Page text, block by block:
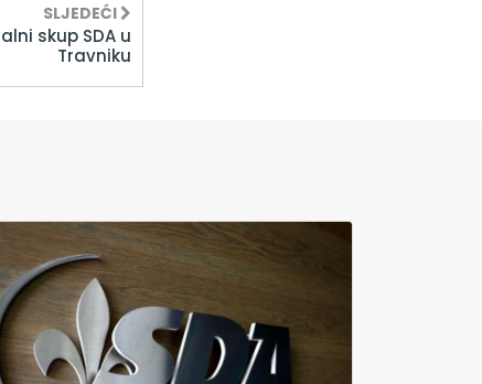
SLJEDEĆI
skup SDA u
Travniku